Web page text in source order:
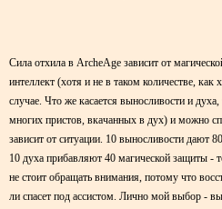
Сила отхила в ArcheAge зависит от
интеллект (хотя и не в таком количестве,
случае. Что же касается выносливости и
многих пристов, вкачанных в дух) и можно
зависит от ситуации. 10 выносливости дают
10 духа прибавляют 40 магической защиты -
не стоит обращать внимания, потому что
ли спасет под ассистом. Лично мой выбор -